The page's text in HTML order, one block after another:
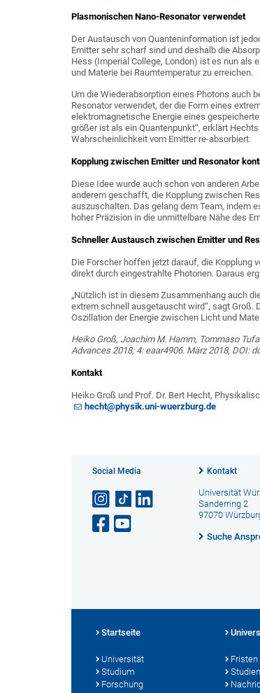
Plasmonischen Nano-Resonator verwendet
Der Austausch von Quanteninformation ist
Emitter sehr scharf sind und deshalb die
Hess (Imperial College, London) ist es nun als
und Materie bei Raumtemperatur zu erreichen.
Um die Wiederabsorption eines Photons auch
Resonator verwendet, der die Form eines
elektromagnetische Energie eines
größer ist als ein Quantenpunkt“, erklärt
Wahrscheinlichkeit vom Emitter re-absorbiert.
Kopplung zwischen Emitter und Resonator
Diese Idee wurde auch schon von anderen
anderem geschafft, die Kopplung zwischen
auszuschalten. Das gelang dem Team, indem
hoher Präzision in die unmittelbare Nähe des
Schneller Austausch zwischen Emitter und
Die Forscher hoffen jetzt darauf, die Kopplung
direkt durch eingestrahlte Photonen. Daraus
„Nützlich ist in diesem Zusammenhang auch
extrem schnell ausgetauscht wird“, sagt Groß.
Oszillation der Energie zwischen Licht und
Heiko Groß, Joachim M. Hamm, Tommaso
Advances 2018; 4: eaar4906. März 2018, DOI:
Kontakt
Heiko Groß und Prof. Dr. Bert Hecht,
hecht@physik.uni-wuerzburg.de
Social Media Kontakt
Universität
Sanderring 2
97070
Suche
Startseite
Universität
Studium
Forschung